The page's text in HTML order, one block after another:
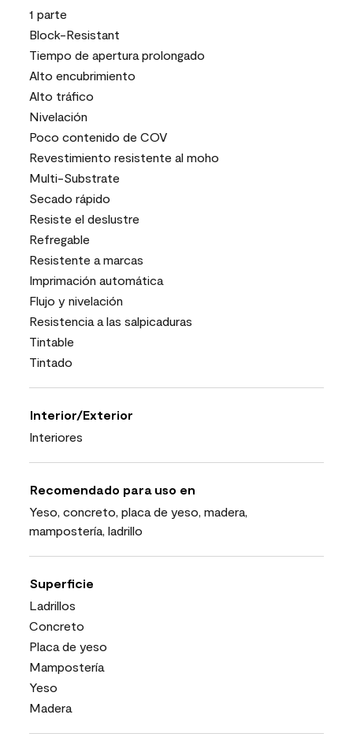
1 parte
Block-Resistant
Tiempo de apertura prolongado
Alto encubrimiento
Alto tráfico
Nivelación
Poco contenido de COV
Revestimiento resistente al moho
Multi-Substrate
Secado rápido
Resiste el deslustre
Refregable
Resistente a marcas
Imprimación automática
Flujo y nivelación
Resistencia a las salpicaduras
Tintable
Tintado
Interior/Exterior
Interiores
Recomendado para uso en
Yeso, concreto, placa de yeso, madera,
mampostería, ladrillo
Superficie
Ladrillos
Concreto
Placa de yeso
Mampostería
Yeso
Madera